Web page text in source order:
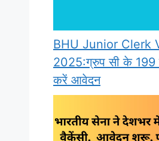
BHU Junior Clerk
2025:ग्रुप सी के 199
करें आवेदन